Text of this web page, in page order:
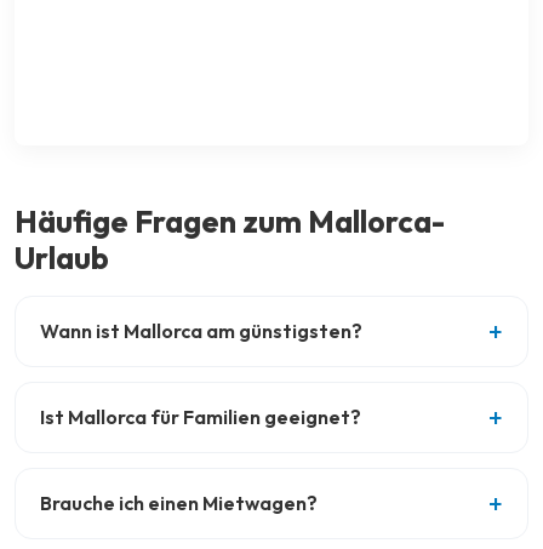
Häufige Fragen zum Mallorca-
Urlaub
Wann ist Mallorca am günstigsten?
Ist Mallorca für Familien geeignet?
Brauche ich einen Mietwagen?